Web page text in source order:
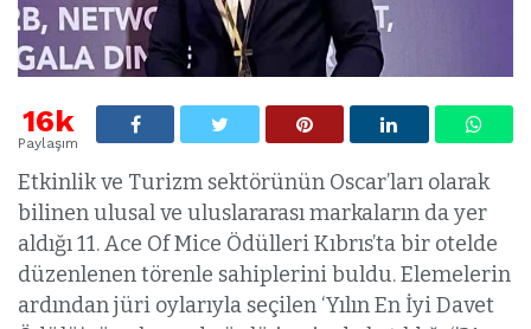
16k
Paylaşım
Etkinlik ve Turizm sektörünün Oscar’ları olarak
bilinen ulusal ve uluslararası markaların da yer
aldığı 11. Ace Of Mice Ödülleri Kıbrıs’ta bir otelde
düzenlenen törenle sahiplerini buldu. Elemelerin
ardından jüri oylarıyla seçilen ‘Yılın En İyi Davet